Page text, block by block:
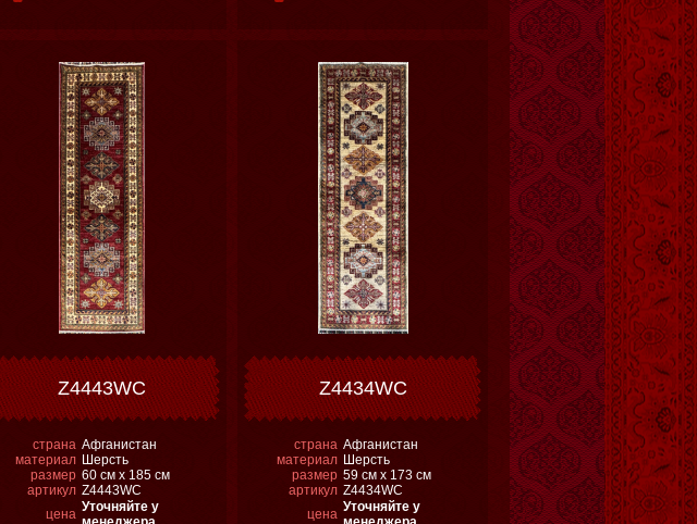
Z4443WC
страна Афганистан
материал Шерсть
размер 60 см х 185 см
артикул Z4443WC
цена Уточняйте у
Z4434WC
страна Афганистан
материал Шерсть
размер 59 см х 173 см
артикул Z4434WC
цена Уточняйте у